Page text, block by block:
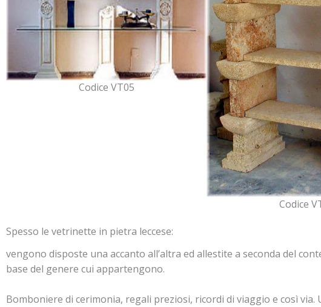
Codice VT05
Codice
Spesso le vetrinette in pietra leccese:
vengono disposte una accanto all’altra ed allestite a seconda del
base del genere cui appartengono.
Bomboniere di cerimonia, regali preziosi, ricordi di viaggio e così